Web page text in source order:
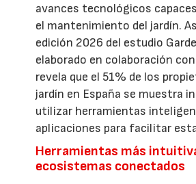
avances tecnológicos
el mantenimiento del jardín.
edición 2026 del estudio
elaborado en colaboración
revela que el 51% de los
jardín en España se muestra
utilizar herramientas
aplicaciones para facilitar
Herramientas más
ecosistemas conectados